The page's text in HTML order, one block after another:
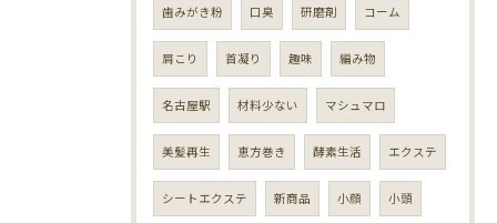
歯みがき粉 口臭 研磨剤 コーム
肩こり 首凝り 趣味 編み物
名古屋駅 材料少ない マシュマロ
美髪再生 恵方巻き 酵素生活 エクステ
シートエクステ 新商品 小顔 小頭